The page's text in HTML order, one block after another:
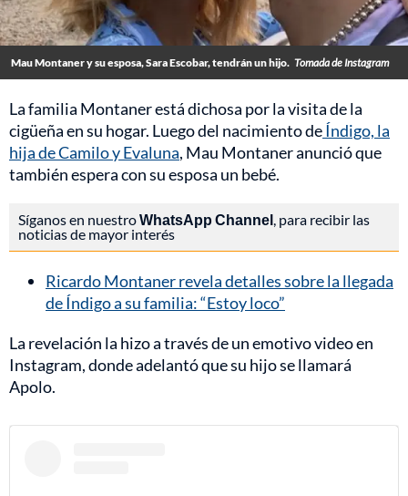
Mau Montaner y su esposa, Sara Escobar, tendrán un hijo. Tomada de Instagram
La familia Montaner está dichosa por la visita de la
cigüeña en su hogar. Luego del nacimiento deÍndigo, la
hija de Camilo y Evaluna, Mau Montaner anunció que
también espera con su esposa un bebé.
Síganos en nuestroWhatsApp Channel, para recibir las
noticias de mayor interés
Ricardo Montaner revela detalles sobre la llegada
de Índigo a su familia: “Estoy loco”
La revelación la hizo a través de un emotivo video en
Instagram, donde adelantó que su hijo se llamará
Apolo.